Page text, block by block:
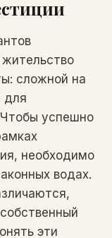
жительство
сложной на
для
Чтобы успешно
необходимо
водах.
эти